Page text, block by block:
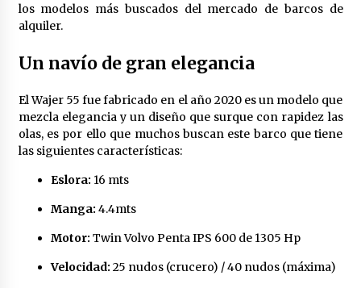
y Accesorios Artesanales
1 año atrás
Claves para Dominar los Temas
Clave de Contabilidad en la Academia
Sistemas de Filtración de Agua:
Claves para la Pureza
los modelos más buscados del mercado de barcos de
alquiler.
Un navío de gran elegancia
El Wajer 55 fue fabricado en el año 2020 es un modelo que
mezcla elegancia y un diseño que surque con rapidez las
olas, es por ello que muchos buscan este barco que tiene
las siguientes características:
Eslora: 16 mts
Manga: 4.4mts
Motor: Twin Volvo Penta IPS 600 de 1305 Hp
Velocidad: 25 nudos (crucero) / 40 nudos (máxima)